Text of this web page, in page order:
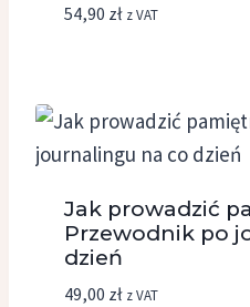
54,90 zł z VAT
Jak prowadzić
Przewodnik po
dzień
49,00 zł z VAT